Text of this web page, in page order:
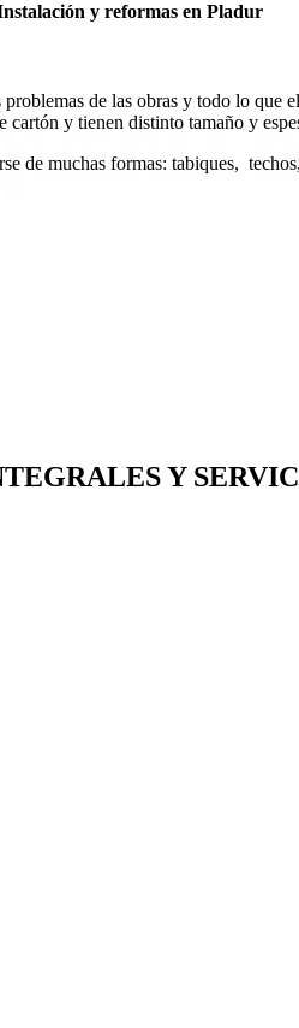
y reformas en Pladur
de las obras y todo lo que
cartón y tienen distinto tamaño y
de muchas formas: tabiques,
Y